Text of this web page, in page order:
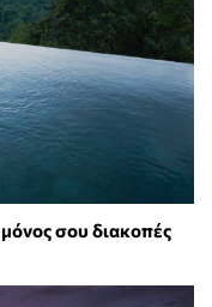
μόνος σου διακοπές